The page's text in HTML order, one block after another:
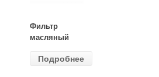
Фильтр
масляный
(MANN) W
Подробнее